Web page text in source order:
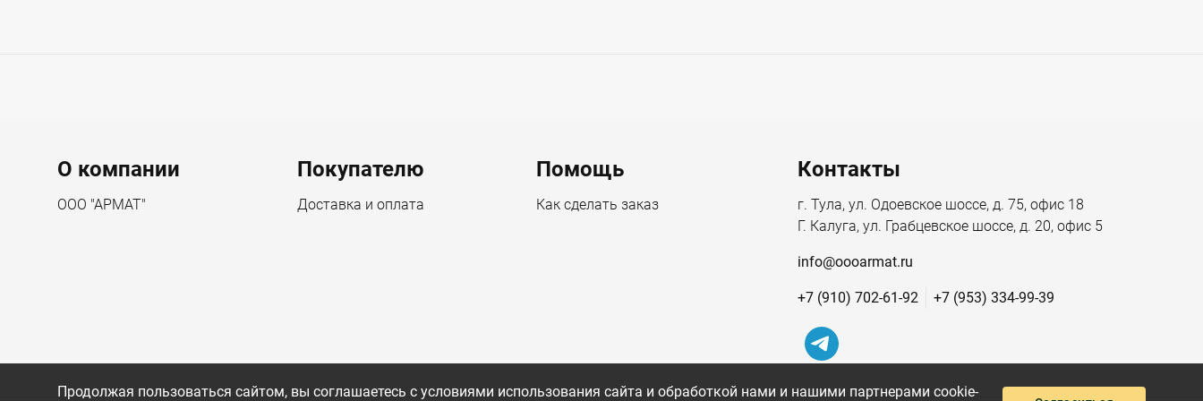
Menu footer
О компании
ООО "АРМАТ"
Покупателю
Доставка и оплата
Помощь
Как сделать заказ
Контакты
г. Тула, ул. Одоевское шоссе, д. 75, офис 18
Г. Калуга, ул. Грабцевское шоссе, д. 20, офис 5
info@oooarmat.ru
+7 (910) 702-61-92 +7 (953) 334-99-39
Продолжая пользоваться сайтом, вы соглашаетесь с условиями использования сайта и обработкой нами и нашими партнерами cookie-